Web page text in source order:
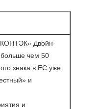
Двойн-
больше чем 50
знака в ЕС уже.
и
и